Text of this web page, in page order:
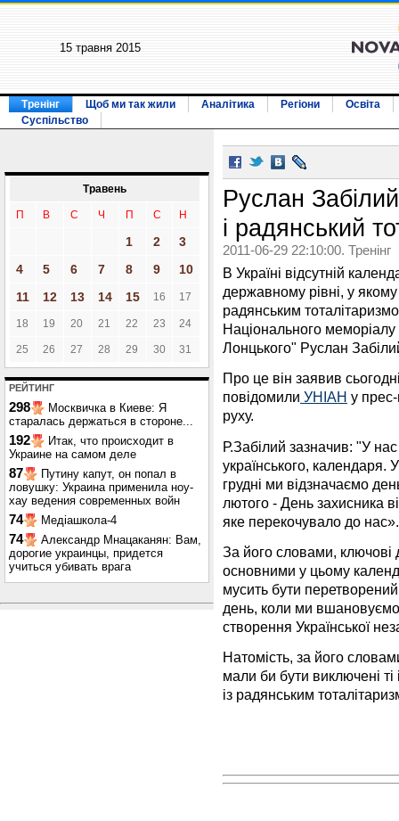
15 травня 2015
Тренінг Щоб ми так жили Аналітика Регіони
Освіта
Суспільство
Травень
П В С Ч П С Н
1 2
3
4
5 6 7 8 9
10
11
12 13 14 15 16 17
18 19 20 21 22 23 24
25 26 27 28 29 30 31
РЕЙТИНГ
298
Москвичка в Киеве: Я
старалась держаться в стороне...
192
Итак, что происходит в
Украине на самом деле
87
Путину капут, он попал в
ловушку: Украина применила ноу-
хау ведения современных войн
74 Медіашкола-4
74
Александр Мнацаканян: Вам,
дорогие украинцы, придется
учиться убивать врага
Руслан
і радянський
2011-06-29 22:10:00. Тренінг
В Україні відсутній
державному рівні, у
радянським
Національного
Лонцького" Руслан
Про це він заявив
повідомили УНІАН у
руху.
Р.Забілий зазначив: "У
українського, календаря.
грудні ми відзначаємо
лютого - День захисника
яке перекочувало до нас».
За його словами, ключові
основними у цьому
мусить бути
день, коли ми
створення Української
Натомість, за його
мали би бути виключені ті
із радянським